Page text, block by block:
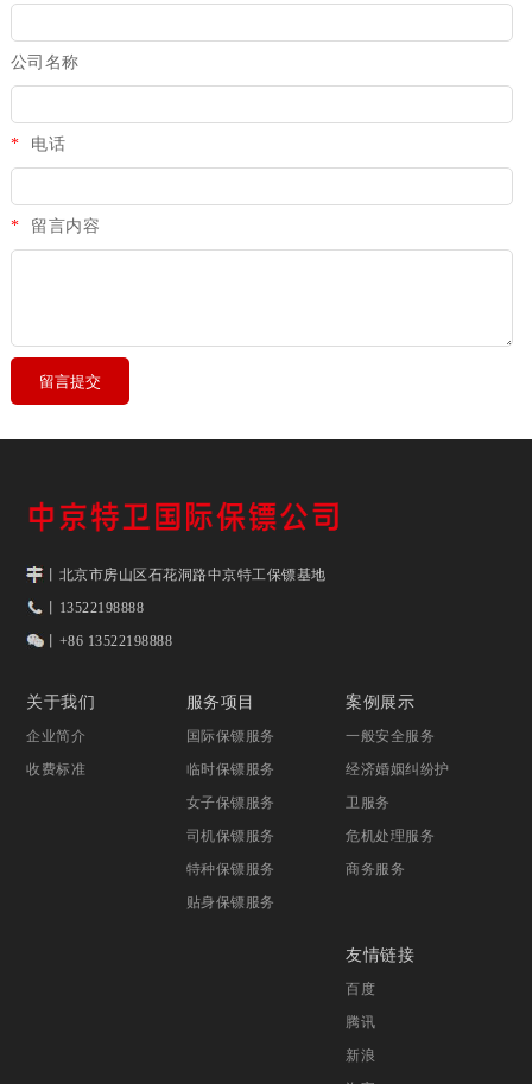
公司名称
* 电话
* 留言内容
丨北京市房山区石花洞路中京特工保镖基地
丨13522198888
丨+86 13522198888
关于我们
企业简介
收费标准
服务项目
国际保镖服务
临时保镖服务
女子保镖服务
司机保镖服务
特种保镖服务
贴身保镖服务
案例展示
一般安全服务
经济婚姻纠纷护
卫服务
危机处理服务
商务服务
友情链接
百度
腾讯
新浪